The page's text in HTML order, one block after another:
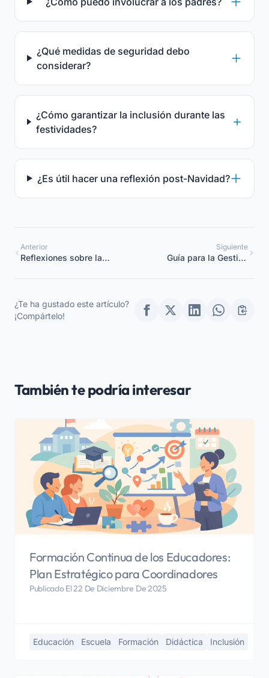
¿Qué medidas de seguridad debo
considerar?
¿Cómo garantizar la inclusión durante las
festividades?
¿Es útil hacer una reflexión post-Navidad?
Anterior
Reflexiones sobre la
Siguiente
Guía para la Gestión
¿Te ha gustado este artículo?
¡Compártelo!
También te podría interesar
Formación Continua de los Educadores:
Plan Estratégico para Coordinadores
Publicado El 22 De Diciembre De 2025
Educación Escuela Formación Didáctica Inclusión